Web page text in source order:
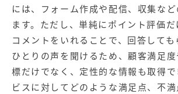
には、フォーム作成や配信、収集な
ます。ただし、単純にポイント評価
コメントをいれることで、回答して
ひとりの声を聞けるため、顧客満足
標だけでなく、定性的な情報も取得
ビスに対してどのような満足点、不